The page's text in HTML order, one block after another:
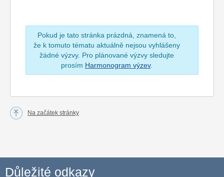
Pokud je tato stránka prázdná, znamená to,
že k tomuto tématu aktuálně nejsou vyhlášeny
žádné výzvy. Pro plánované výzvy sledujte
prosím Harmonogram výzev.
Na začátek stránky
Důležité odkazy